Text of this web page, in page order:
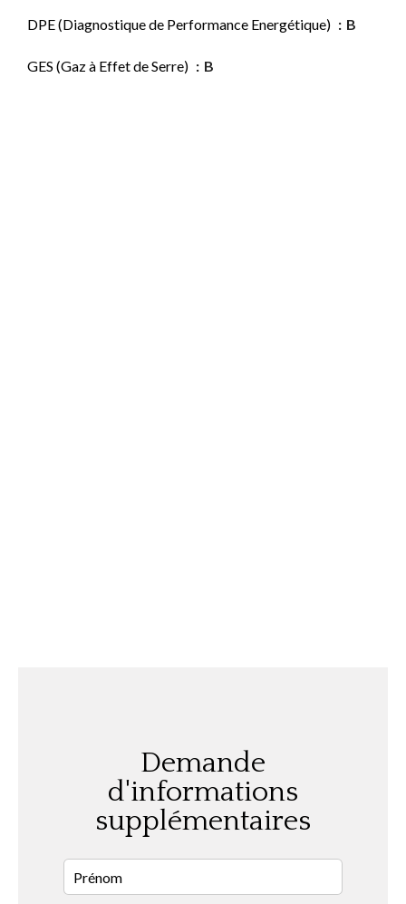
DPE (Diagnostique de Performance Energétique) B
GES (Gaz à Effet de Serre) B
Demande
d'informations
supplémentaires